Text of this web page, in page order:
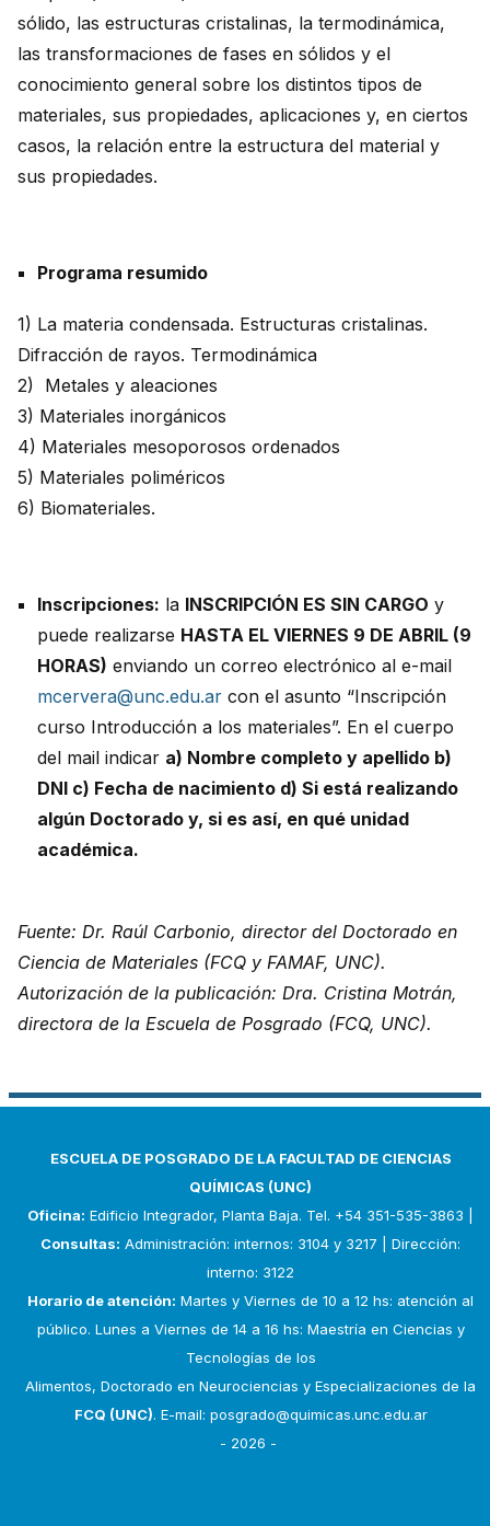
sólido, las estructuras cristalinas, la termodinámica,
las transformaciones de fases en sólidos y el
conocimiento general sobre los distintos tipos de
materiales, sus propiedades, aplicaciones y, en ciertos
casos, la relación entre la estructura del material y
sus propiedades.
Programa resumido
1) La materia condensada. Estructuras cristalinas.
Difracción de rayos. Termodinámica
2) Metales y aleaciones
3) Materiales inorgánicos
4) Materiales mesoporosos ordenados
5) Materiales poliméricos
6) Biomateriales.
Inscripciones: la INSCRIPCIÓN ES SIN CARGO y
puede realizarse HASTA EL VIERNES 9 DE ABRIL (9
HORAS) enviando un correo electrónico al e-mail
mcervera@unc.edu.arcon el asunto “Inscripción
curso Introducción a los materiales”. En el cuerpo
del mail indicar a) Nombre completo y apellido b)
DNI c) Fecha de nacimiento d) Si está realizando
algún Doctorado y, si es así, en qué unidad
académica.
Fuente: Dr. Raúl Carbonio, director del Doctorado en
Ciencia de Materiales (FCQ y FAMAF, UNC).
Autorización de la publicación: Dra. Cristina Motrán,
directora de la Escuela de Posgrado (FCQ, UNC).
ESCUELA DE POSGRADO DE LA FACULTAD DE CIENCIAS
QUÍMICAS (UNC)
Oficina: Edificio Integrador, Planta Baja. Tel. +54 351-535-3863 |
Consultas: Administración: internos: 3104 y 3217 | Dirección:
interno: 3122
Horario de atención: Martes y Viernes de 10 a 12 hs: atención al
público. Lunes a Viernes de 14 a 16 hs: Maestría en Ciencias y
Tecnologías de los
Alimentos, Doctorado en Neurociencias y Especializaciones de la
FCQ (UNC). E-mail: posgrado@quimicas.unc.edu.ar
- 2026 -